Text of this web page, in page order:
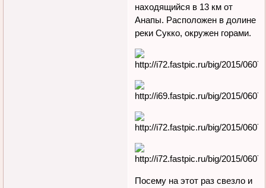
находящийся в 13 км от
Анапы. Расположен в долине
реки Сукко, окружен горами.
Посему на этот раз свезло и